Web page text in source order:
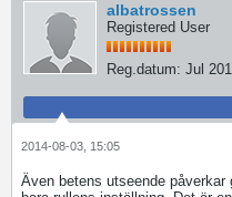
albatrossen
Registered User
Reg.datum: Jul
2014-08-03, 15:05
Även betens utseende